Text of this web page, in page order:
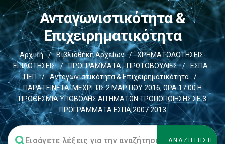
Ανταγωνιστικότητα &
Επιχειρηματικότητα
Αρχική / Βιβλιοθήκη Αρχείων /
ΧΡΗΜΑΤΟΔΟΤΗΣΕΙΣ-
ΕΠΙΔΟΤΗΣΕΙΣ
/ ΠΡΟΓΡΑΜΜΑΤΑ - ΠΡΩΤΟΒΟΥΛΙΕΣ /
ΕΣΠΑ -
ΠΕΠ
/ Ανταγωνιστικότητα & Επιχειρηματικότητα
/
ΠΑΡΑΤΕΙΝΕΤΑΙ ΜΕΧΡΙ ΤΙΣ 2 ΜΑΡΤΙΟΥ 2016, ΩΡΑ 17:00 Η
ΠΡΟΘΕΣΜΙΑ ΥΠΟΒΟΛΗΣ ΑΙΤΗΜΑΤΩΝ ΤΡΟΠΟΠΟΙΗΣΗΣ ΣΕ 3
ΠΡΟΓΡΑΜΜΑΤΑ ΕΣΠΑ 2007 2013